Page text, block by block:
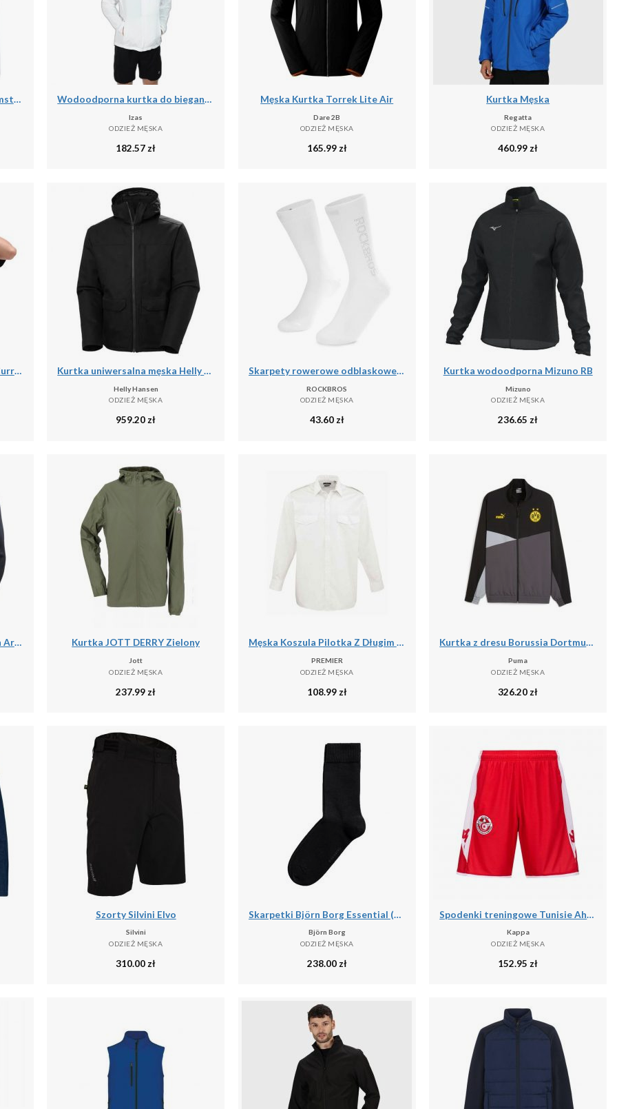
Kurtka prezentacyjna Ajax Amsterdam 2025/26 Wodoodporna kurtka do biegania Izas Brezel II
Izas
ODZIEŻ MĘSKA
182.57 zł
Męska Kurtka Torrek Lite Air
Dare 2B
ODZIEŻ MĘSKA
165.99 zł
Kurtka Męska
Regatta
ODZIEŻ MĘSKA
460.99 zł
Podkoszulek męskie Vans X Curren X Knost Kurtka uniwersalna męska Helly Hansen Chill 3.0
Helly Hansen
ODZIEŻ MĘSKA
959.20zł
Skarpety rowerowe odblaskowe unisex antybakteryjne
ROCKBROS
ODZIEŻ MĘSKA
43.60zł
Kurtka wodoodporna Mizuno RB
Mizuno
ODZIEŻ MĘSKA
236.65zł
Kurtka puchowa Helly Hansen Arctic Ocean Hybrid Kurtka JOTT DERRY Zielony
Jott
ODZIEŻ MĘSKA
237.99 zł
Męska Koszula Pilotka Z Długim Rękawem
PREMIER
ODZIEŻ MĘSKA
108.99 zł
Kurtka z dresu Borussia Dortmund 2023/24
Puma
ODZIEŻ MĘSKA
326.20 zł
Szorty Silvini Elvo
Silvini
ODZIEŻ MĘSKA
310.00 zł
Skarpetki Björn Borg Essential (x10)
Björn Borg
ODZIEŻ MĘSKA
238.00 zł
Spodenki treningowe Tunisie Ahora Pro 7 2024
Kappa
ODZIEŻ MĘSKA
152.95 zł